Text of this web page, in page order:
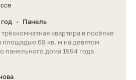
•
Панель
квартира в посёлке
площадью 68 кв. м на девятом
панельного дома 1994 года